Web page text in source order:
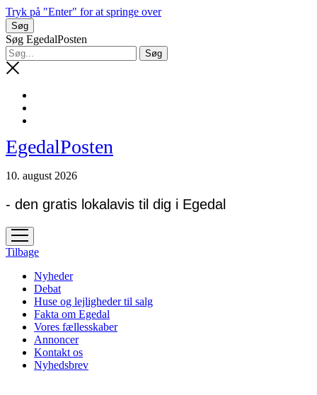
Tryk på "Enter" for at springe over
Søg
Søg EgedalPosten
EgedalPosten
10. august 2026
- den gratis lokalavis til dig i Egedal
open
menu
Tilbage
Nyheder
Debat
Huse og lejligheder til salg
Fakta om Egedal
Vores fællesskaber
Annoncer
Kontakt os
Nyhedsbrev